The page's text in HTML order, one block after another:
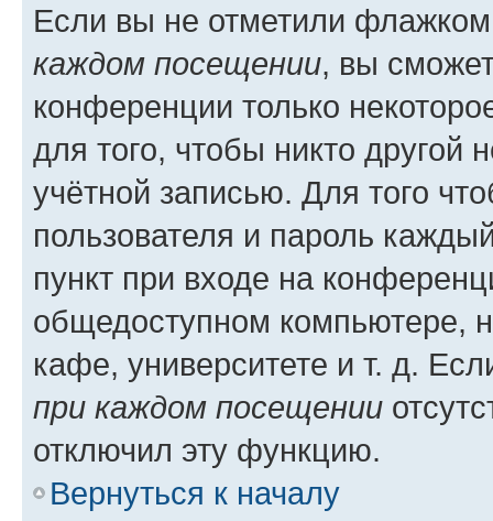
Если вы не отметили
каждом посещении, вы
конференции только
для того, чтобы никто другой
учётной записью. Для того
пользователя и пароль
пункт при входе на
общедоступном компьютере,
кафе, университете и т. д.
при каждом посещении
отключил эту функцию.
Вернуться к началу